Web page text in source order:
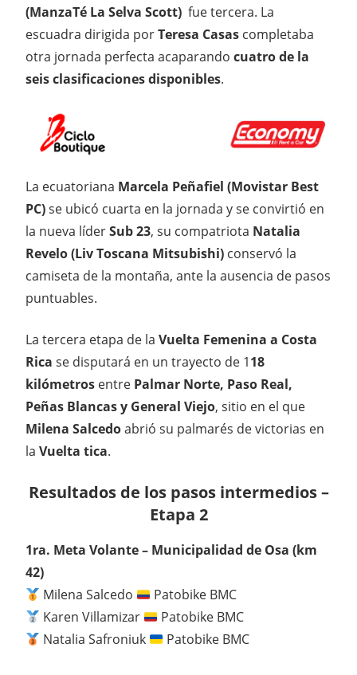
(ManzaTé La Selva Scott) fue tercera. La
escuadra dirigida porTeresa Casas completaba
otra jornada perfecta acaparando cuatro de la
seis clasificaciones disponibles.
La ecuatoriana Marcela Peñafiel (Movistar Best
PC)se ubicó cuarta en la jornada y se convirtió en
la nueva líderSub 23, su compatriota Natalia
Revelo (Liv Toscana Mitsubishi) conservó la
camiseta de la montaña, ante la ausencia de pasos
puntuables.
La tercera etapa de la Vuelta Femenina a Costa
Rica se disputará en un trayecto de 118
kilómetros entre Palmar Norte, Paso Real,
Peñas Blancas y General Viejo, sitio en el que
Milena Salcedoabrió su palmarés de victorias en
la Vuelta tica.
Resultados de los pasos intermedios –
Etapa 2
1ra. Meta Volante – Municipalidad de Osa (km
42)
Milena Salcedo
Patobike BMC
Karen Villamizar
Patobike BMC
Natalia Safroniuk
Patobike BMC